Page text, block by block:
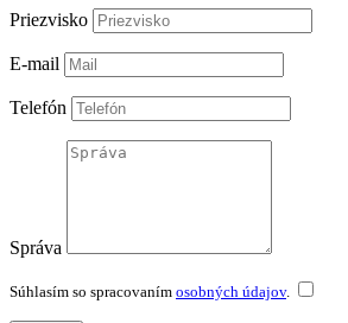
Priezvisko
E-mail
Telefón
Správa
Súhlasím so spracovaním osobných údajov.